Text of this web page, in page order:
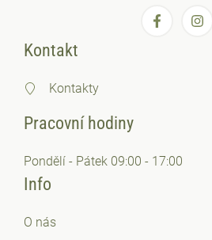
Kontakt
Kontakty
Pracovní hodiny
Pondělí - Pátek 09:00 - 17:00
Info
O nás